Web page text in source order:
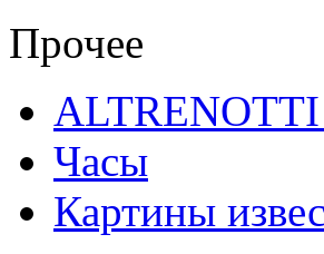
Прочее
ALTRENOTTI
Часы
Картины